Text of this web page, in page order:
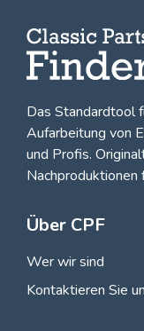
Das Standardtool
Aufarbeitung von
und Profis.
Nachproduktionen
Über CPF
Wer wir sind
Kontaktieren Sie